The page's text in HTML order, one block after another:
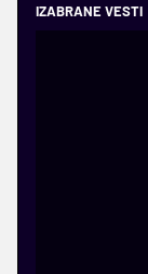
IZABRANE VESTI